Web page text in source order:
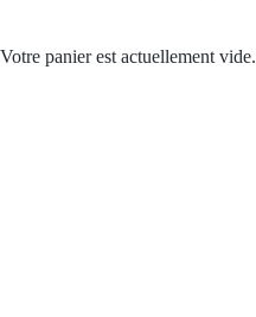
Votre panier est actuellement vide.